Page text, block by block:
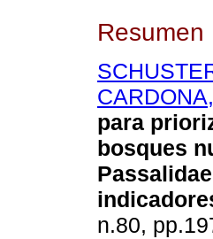
Resumen
para
bosques
n.80,